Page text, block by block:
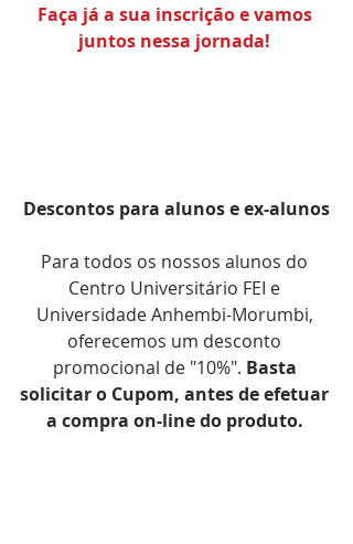
Faça já a sua inscrição e vamos
juntos nessa jornada!
Descontos para alunos e ex-alunos
Para todos os nossos alunos do
Centro Universitário FEI e
Universidade Anhembi-Morumbi,
oferecemos um desconto
promocional de "10%". Basta
solicitar o Cupom, antes de efetuar
a compra on-line do produto.